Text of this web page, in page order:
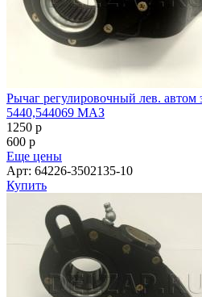
Рычаг регулировочный лев.
5440,544069 МАЗ
1250 p
600 p
Еще цены
Арт: 64226-3502135-10
Купить